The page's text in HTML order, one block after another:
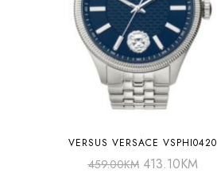
VERSUS VERSACE VSPHI0420
459.00KM 413.10KM